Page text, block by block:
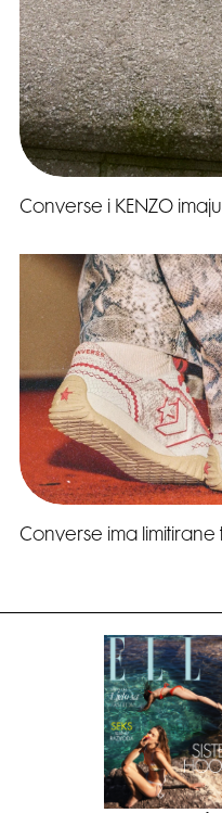
Converse i KENZO
Converse ima